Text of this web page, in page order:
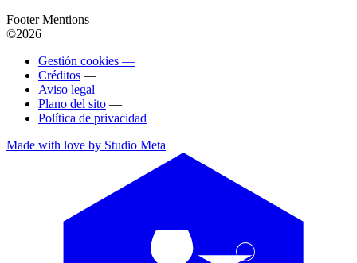
Footer Mentions
©2026
Gestión cookies —
Créditos —
Aviso legal —
Plano del sito —
Política de privacidad
Made with love by Studio Meta